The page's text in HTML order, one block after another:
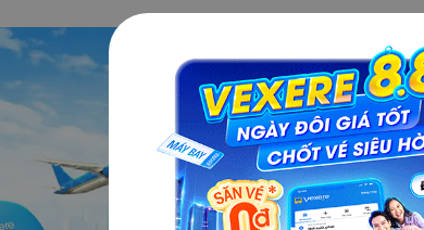
Ứng
Vexere -
cao, 5000+
vụ thuê xe
Ứng dụng
người